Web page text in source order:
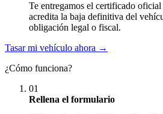
Te entregamos el certificado
acredita la baja definitiva del
obligación legal o fiscal.
Tasar mi vehículo ahora →
¿Cómo funciona?
01
Rellena el formulario